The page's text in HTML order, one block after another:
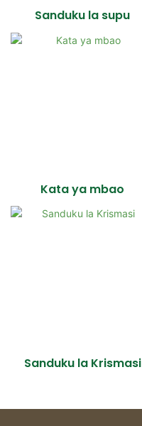
Sanduku la supu
Kata ya mbao
Sanduku la Krismasi